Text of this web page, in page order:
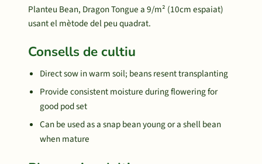
Planteu Bean, Dragon Tongue a 9/m² (10cm espaiat)
usant el mètode del peu quadrat.
Consells de cultiu
Direct sow in warm soil; beans resent transplanting
Provide consistent moisture during flowering for
good pod set
Can be used as a snap bean young or a shell bean
when mature